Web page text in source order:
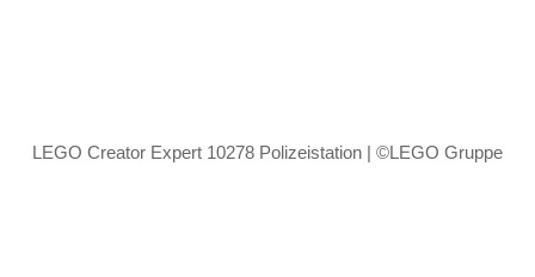
LEGO Creator Expert 10278 Polizeistation | ©LEGO Gruppe